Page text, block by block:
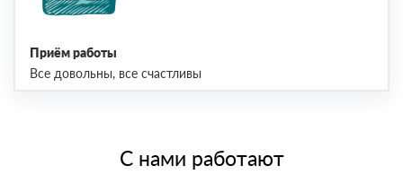
Приём работы
Все довольны, все счастливы
С нами работают